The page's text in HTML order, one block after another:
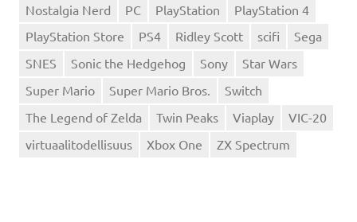
Nostalgia Nerd
PC PlayStation
PlayStation 4
PlayStation Store
PS4 Ridley Scott scifi
Sega
SNES
Sonic the Hedgehog Sony
Star Wars
Super Mario
Super Mario Bros.
Switch
The Legend of Zelda
Twin Peaks Viaplay
VIC-20
virtuaalitodellisuus
Xbox One ZX Spectrum